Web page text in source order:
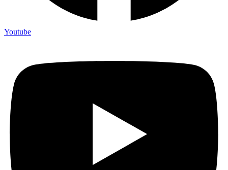
Youtube